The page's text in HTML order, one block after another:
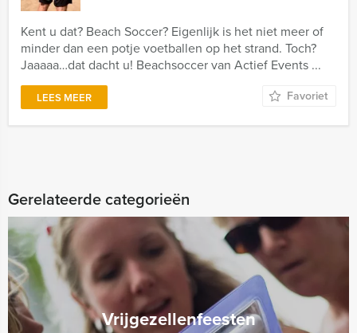
Kent u dat? Beach Soccer? Eigenlijk is het niet meer of
minder dan een potje voetballen op het strand. Toch?
Jaaaaa…dat dacht u! Beachsoccer van Actief Events ...
LEES MEER Favoriet
Gerelateerde categorieën
Vrijgezellenfeesten